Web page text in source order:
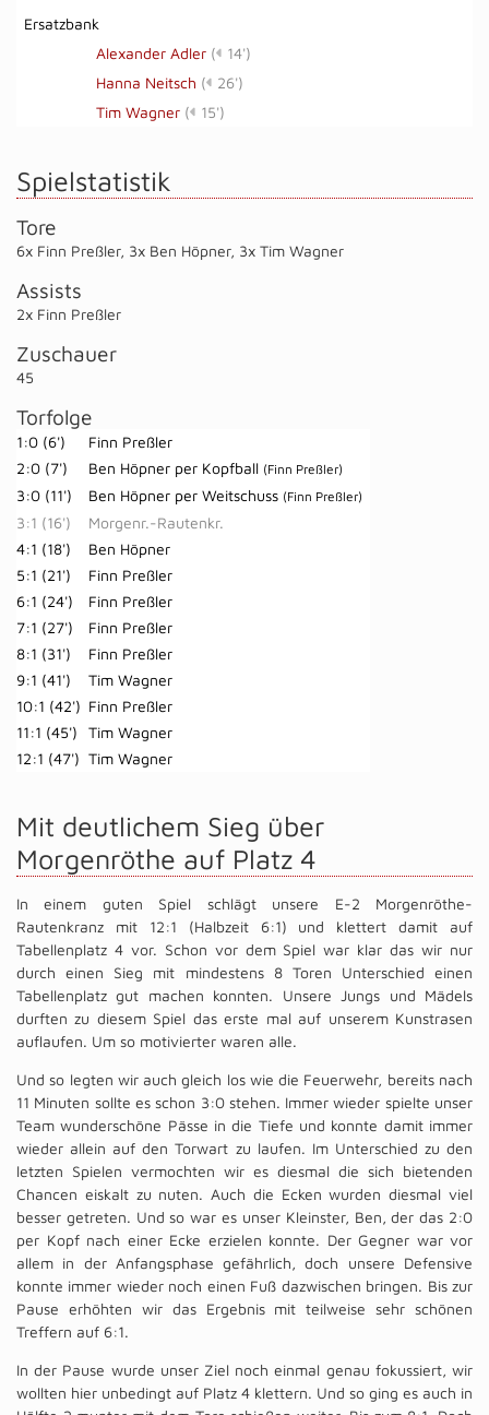
Ersatzbank
Alexander Adler (
14')
Hanna Neitsch (
26')
Tim Wagner ( 15')
Spielstatistik
Tore
6x Finn Preßler, 3x Ben Höpner, 3x Tim Wagner
Assists
2x Finn Preßler
Zuschauer
45
Torfolge
1:0 (6')
Finn Preßler
2:0 (7')
Ben Höpner per Kopfball (Finn Preßler)
3:0 (11') Ben Höpner per Weitschuss (Finn Preßler)
3:1 (16')
Morgenr.-Rautenkr.
4:1 (18')
Ben Höpner
5:1 (21')
Finn Preßler
6:1 (24')
Finn Preßler
7:1 (27')
Finn Preßler
8:1 (31')
Finn Preßler
9:1 (41')
Tim Wagner
10:1 (42') Finn Preßler
11:1 (45')
Tim Wagner
12:1 (47') Tim Wagner
Mit deutlichem Sieg über
Morgenröthe auf Platz 4
In einem guten Spiel schlägt unsere E-2 Morgenröthe-
Rautenkranz mit 12:1 (Halbzeit 6:1) und klettert damit auf
Tabellenplatz 4 vor. Schon vor dem Spiel war klar das wir nur
durch einen Sieg mit mindestens 8 Toren Unterschied einen
Tabellenplatz gut machen konnten. Unsere Jungs und Mädels
durften zu diesem Spiel das erste mal auf unserem Kunstrasen
auflaufen. Um so motivierter waren alle.
Und so legten wir auch gleich los wie die Feuerwehr, bereits nach
11 Minuten sollte es schon 3:0 stehen. Immer wieder spielte unser
Team wunderschöne Pässe in die Tiefe und konnte damit immer
wieder allein auf den Torwart zu laufen. Im Unterschied zu den
letzten Spielen vermochten wir es diesmal die sich bietenden
Chancen eiskalt zu nuten. Auch die Ecken wurden diesmal viel
besser getreten. Und so war es unser Kleinster, Ben, der das 2:0
per Kopf nach einer Ecke erzielen konnte. Der Gegner war vor
allem in der Anfangsphase gefährlich, doch unsere Defensive
konnte immer wieder noch einen Fuß dazwischen bringen. Bis zur
Pause erhöhten wir das Ergebnis mit teilweise sehr schönen
Treffern auf 6:1.
In der Pause wurde unser Ziel noch einmal genau fokussiert, wir
wollten hier unbedingt auf Platz 4 klettern. Und so ging es auch in